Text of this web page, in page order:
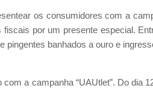
os consumidores com a
por um presente especial.
pingentes banhados a ouro e
a campanha “UAUtlet”. Do dia